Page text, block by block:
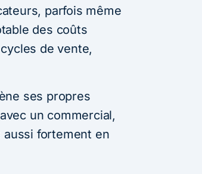
parfois même
des coûts
de vente,
ses propres
un commercial,
aussi fortement en